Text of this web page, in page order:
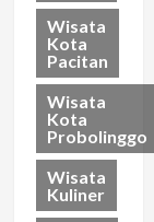
Wisata
Kota
Pacitan
Wisata
Kota
Probolinggo
Wisata
Kuliner